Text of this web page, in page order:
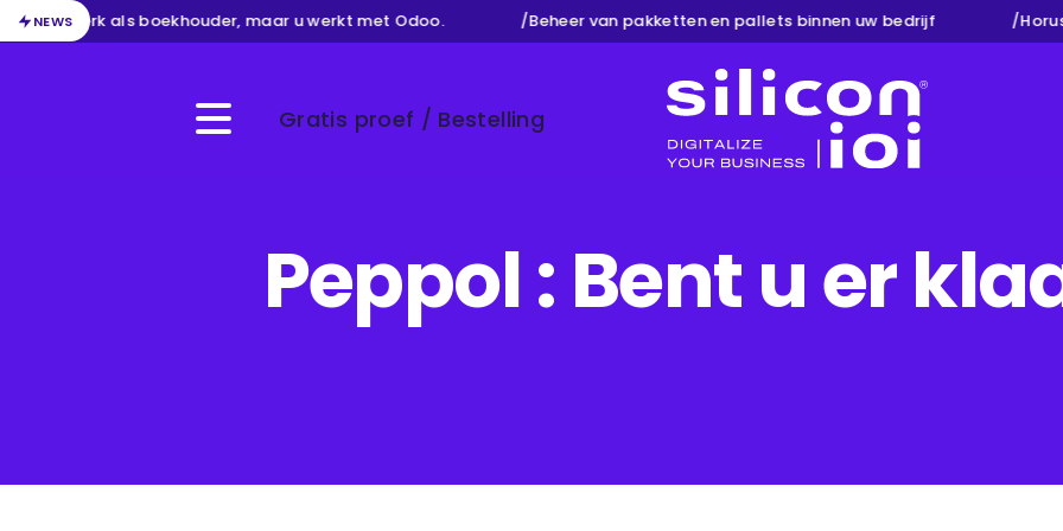
NEWS
uw werk als boekhouder, maar u werkt met Odoo. Beheer van pakketten en pallets binnen uw bedrijf Horus
Menu Gratis proef / Bestelling
Peppol : Bent u er